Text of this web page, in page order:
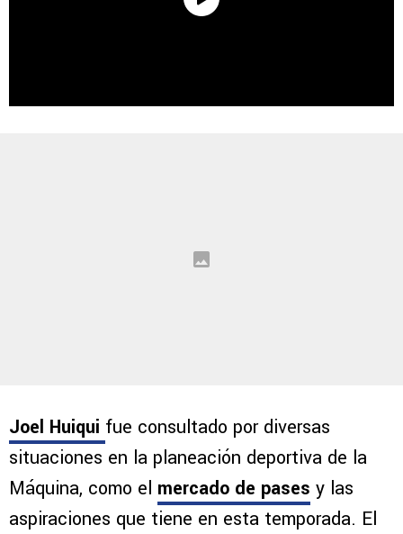
Joel Huiqui fue consultado por diversas
situaciones en la planeación deportiva de la
Máquina, como el mercado de pases y las
aspiraciones que tiene en esta temporada. El